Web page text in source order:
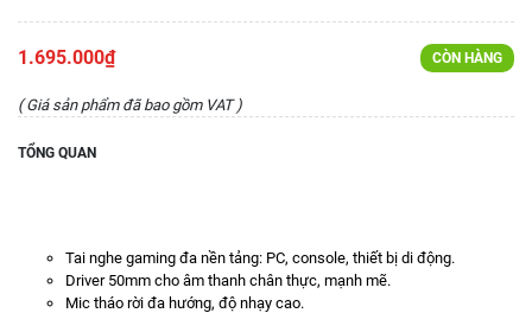
1.695.000₫ CÒN HÀNG
( Giá sản phẩm đã bao gồm VAT )
TỔNG QUAN
Tai nghe gaming đa nền tảng: PC, console, thiết bị di động.
Driver 50mm cho âm thanh chân thực, mạnh mẽ.
Mic tháo rời đa hướng, độ nhạy cao.